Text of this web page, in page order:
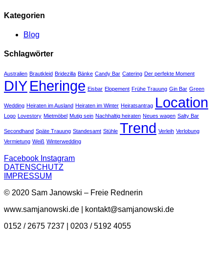
Kategorien
Blog
Schlagwörter
Australien Brautkleid Bridezilla Bänke Candy Bar Catering Der perfekte Moment
DIYEheringe Eisbar Elopement Frühe Trauung Gin Bar Green
Wedding Heiraten im Ausland Heiraten im Winter Heiratsantrag Location
Logo Lovestory Mietmöbel Mutig sein Nachhaltig heiraten Neues wagen Salty Bar
Secondhand Späte Trauung Standesamt Stühle Trend Verleih Verlobung
Vermietung Weiß Winterwedding
Facebook Instagram
DATENSCHUTZ
IMPRESSUM
© 2020 Sam Janowski – Freie Rednerin
www.samjanowski.de | kontakt@samjanowski.de
0152 / 2675 7237 | 0203 / 5192 4055